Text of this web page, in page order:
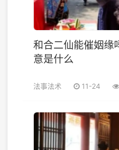
和合二仙能催姻缘
意是什么
法事法术 11-24